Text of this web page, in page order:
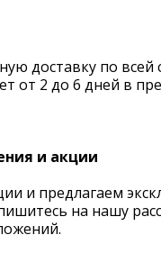
доставку по всей
от 2 до 6 дней в
и акции
и предлагаем
на нашу